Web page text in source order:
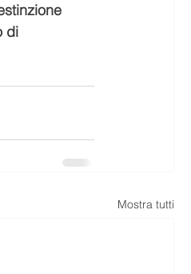
di
Mostra tutti